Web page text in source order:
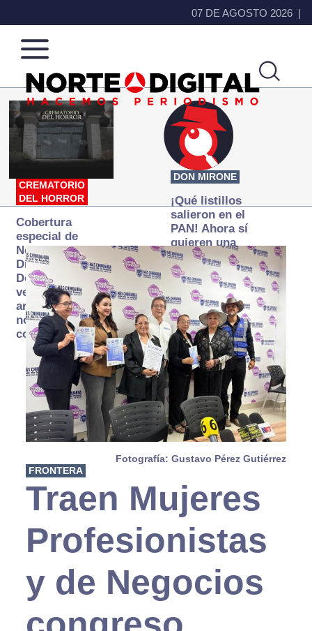
07 DE AGOSTO 2026
Norte
de
Ciudad
Más
que
noticias,
hacemos periodismo
CREMATORIO
DEL HORROR
Cobertura
especial de
Norte
Digital:
Donde la
verdad
arde… pero
no se
consume
DON MIRONE
¡Qué listillos
salieron en el
PAN! Ahora sí
quieren una
Fiscalía
autónoma… y
transexenal
Fotografía: Gustavo Pérez Gutiérrez
FRONTERA
Traen Mujeres
Profesionistas
y de Negocios